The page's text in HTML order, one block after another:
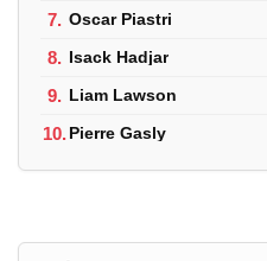
7. Oscar Piastri
8. Isack Hadjar
9. Liam Lawson
10.Pierre Gasly